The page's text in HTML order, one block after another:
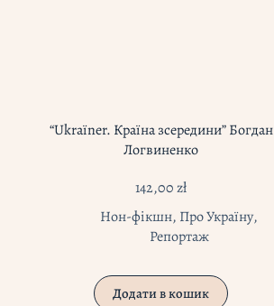
“Ukraїner. Країна зсередини” Богдан
Логвиненко
142,00zł
Нон-фікшн, Про Україну,
Репортаж
Додати в кошик